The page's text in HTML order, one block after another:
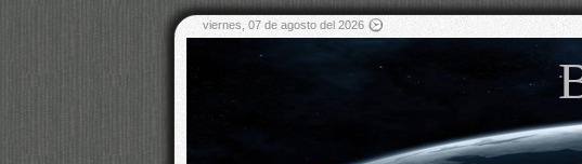
viernes, 07 de agosto del 2026